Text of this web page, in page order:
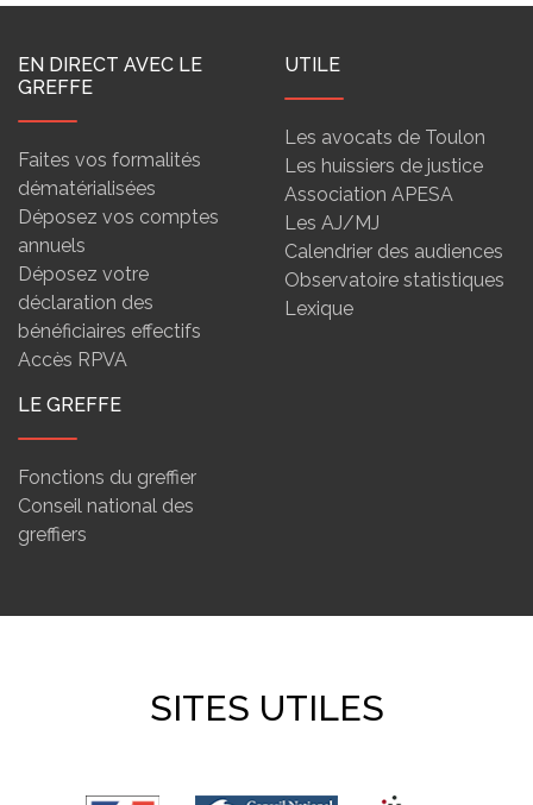
EN DIRECT AVEC LE
GREFFE
Faites vos formalités
dématérialisées
Déposez vos comptes
annuels
Déposez votre
déclaration des
bénéficiaires effectifs
Accès RPVA
UTILE
Les avocats de Toulon
Les huissiers de justice
Association APESA
Les AJ/MJ
Calendrier des audiences
Observatoire statistiques
Lexique
LE GREFFE
Fonctions du greffier
Conseil national des
greffiers
SITES UTILES